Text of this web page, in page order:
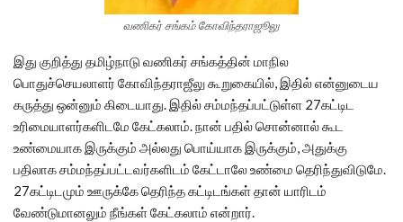
வணிகர் சங்கம் கோவிந்தராஜூலு
இது குறித்து தமிழ்நாடு வணிகர் சங்கத்தின் மாநில
பொதுச்செயலாளர் கோவிந்தராஜீலு கூறுகையில், இதில் என்னுடைய
கருத்து ஒன்னும் கிடையாது. இதில் சம்மந்தப்பட்டுள்ள 27கட்டிட
உரிமையாளர்களிடமே கேட்கலாம். நான் பதில் சொன்னால் கூட
உண்மையாக இருக்கும் அல்லது பொய்யாக இருக்கும், அதுக்கு
பதிலாக சம்மந்தப்பட்டவர்களிடம் கேட்டாலே உண்மை தெரிந்துவிடுமே.
27கட்டிடமும் ஊருக்கே தெரிந்த கட்டிடங்கள் தான் யாரிடம்
வேண்டுமானலும் நீங்கள் கேட்கலாம் என்றார்.